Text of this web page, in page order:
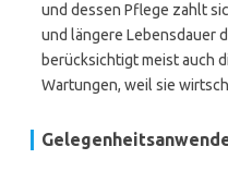
und dessen Pflege zahlt
und längere Lebensdauer
berücksichtigt meist auch
Wartungen, weil sie